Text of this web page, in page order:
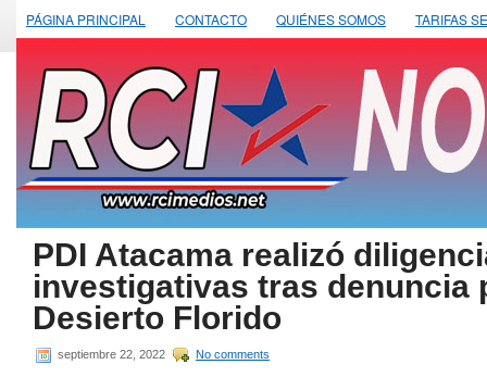
PÁGINA PRINCIPAL CONTACTO QUIÉNES SOMOS TARIFAS
PDI Atacama realizó
investigativas tras denuncia
Desierto Florido
septiembre 22, 2022 No comments